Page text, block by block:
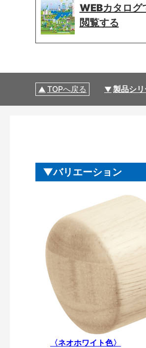
WEBカタログ
閲覧する
TOPへ戻る 製品シ
バリエーション
〈ネオホワイト色〉